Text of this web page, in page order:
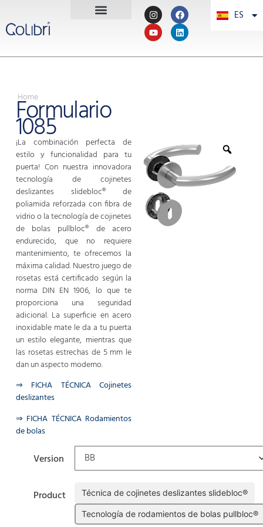
ES
PT
Home
Formulario
1085
¡La combinación perfecta de
estilo y funcionalidad para tu
puerta! Con nuestra innovadora
tecnología de cojinetes
deslizantes slidebloc® de
poliamida reforzada con fibra de
vidrio o la tecnología de cojinetes
de bolas pullbloc® de acero
endurecido, que no requiere
mantenimiento, te ofrecemos la
máxima calidad. Nuestro juego de
rosetas está certificado según la
norma DIN EN 1906, lo que te
proporciona una seguridad
adicional. La superficie en acero
inoxidable mate le da a tu puerta
un estilo elegante, mientras que
las rosetas estrechas de 5 mm le
dan un aspecto moderno.
⇒ FICHA TÉCNICA Cojinetes
deslizantes
⇒ FICHA TÉCNICA Rodamientos
de bolas
Version
Product Técnica de cojinetes deslizantes slidebloc®
Tecnología de rodamientos de bolas pullbloc®